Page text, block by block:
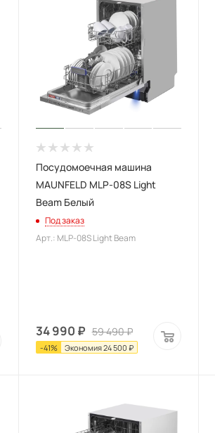
Посудомоечная машина
MAUNFELD MLP-08S Light
Beam Белый
Под заказ
Арт.: MLP-08S Light Beam
34 990 ₽ 59 490₽
-41% Экономия24 500 ₽